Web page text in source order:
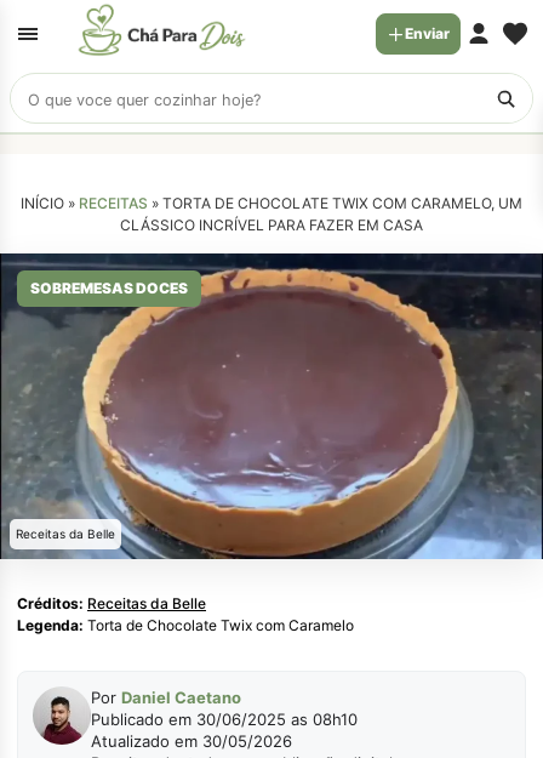
Buscar
receitas
Enviar
INÍCIO » RECEITAS » TORTA DE CHOCOLATE TWIX COM CARAMELO, UM
CLÁSSICO INCRÍVEL PARA FAZER EM CASA
SOBREMESAS DOCES
Receitas da Belle
Créditos: Receitas da Belle
Legenda: Torta de Chocolate Twix com Caramelo
Por Daniel Caetano
Publicado em 30/06/2025 as 08h10
Atualizado em 30/05/2026